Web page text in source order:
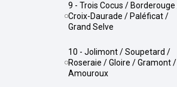
9 - Trois Cocus / Borderouge /
Croix-Daurade / Paléficat /
Grand Selve
10 - Jolimont / Soupetard /
Roseraie / Gloire / Gramont /
Amouroux